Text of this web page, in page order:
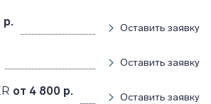
р. Оставить заявку
Оставить заявку
от 4 800 р. Оставить заявку